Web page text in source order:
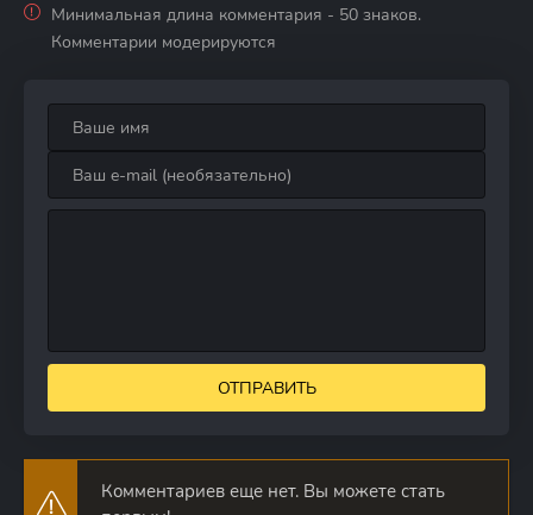
Минимальная длина комментария - 50 знаков.
Комментарии модерируются
ОТПРАВИТЬ
Комментариев еще нет. Вы можете стать